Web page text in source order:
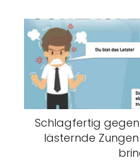
Schlagfertig
lästernde